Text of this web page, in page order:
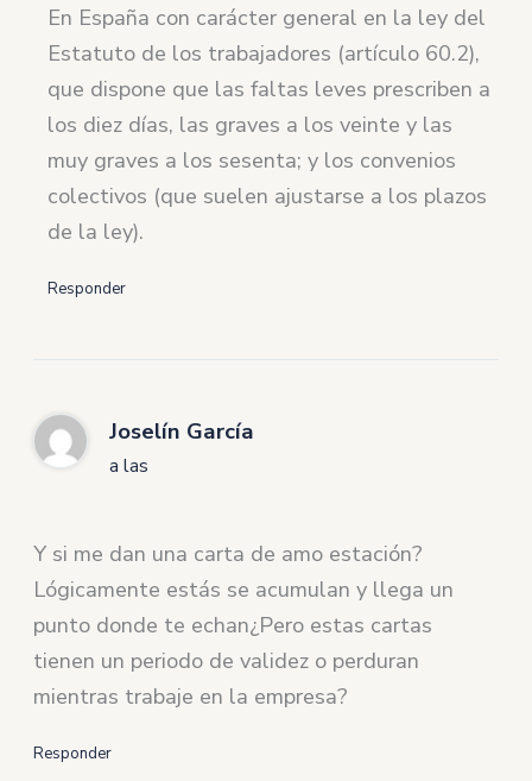
En España con carácter general en la ley del
Estatuto de los trabajadores (artículo 60.2),
que dispone que las faltas leves prescriben a
los diez días, las graves a los veinte y las
muy graves a los sesenta; y los convenios
colectivos (que suelen ajustarse a los plazos
de la ley).
Responder
Joselín García
a las
Y si me dan una carta de amo estación?
Lógicamente estás se acumulan y llega un
punto donde te echan¿Pero estas cartas
tienen un periodo de validez o perduran
mientras trabaje en la empresa?
Responder